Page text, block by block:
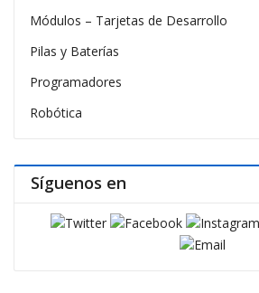
Módulos – Tarjetas de Desarrollo
Pilas y Baterías
Programadores
Robótica
Síguenos en